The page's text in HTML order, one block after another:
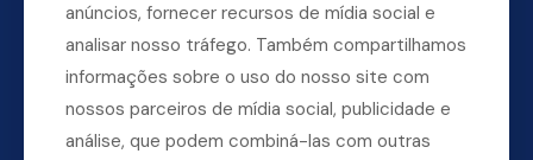
anúncios, fornecer recursos de mídia social e
analisar nosso tráfego. Também compartilhamos
informações sobre o uso do nosso site com
nossos parceiros de mídia social, publicidade e
análise, que podem combiná-las com outras